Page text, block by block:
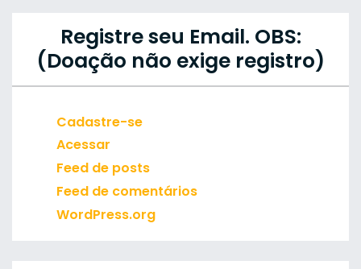
Registre seu Email. OBS:
(Doação não exige registro)
Cadastre-se
Acessar
Feed de posts
Feed de comentários
WordPress.org